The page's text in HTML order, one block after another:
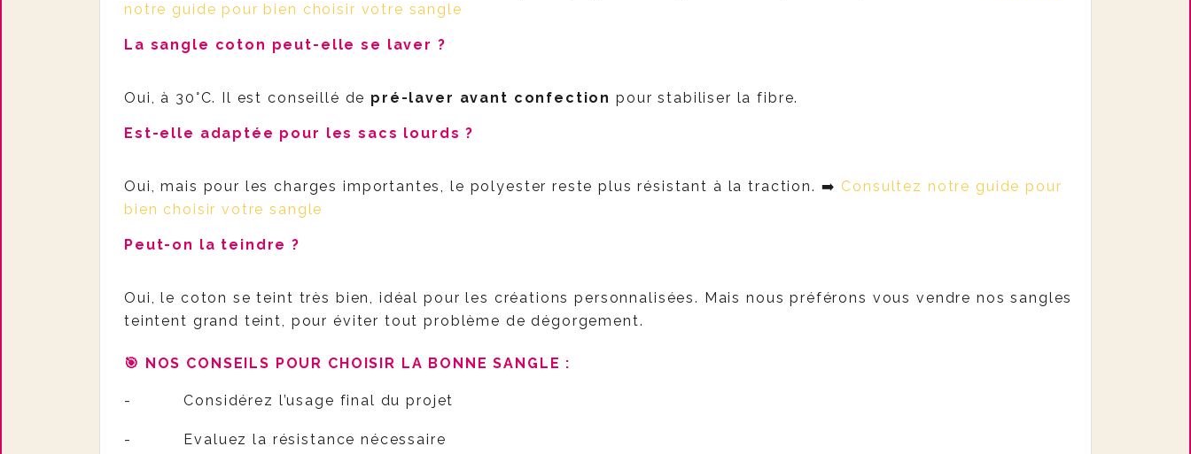
notre guide pour bien choisir votre sangle
La sangle coton peut-elle se laver ?
Oui, à 30°C. Il est conseillé de pré-laver avant confection pour stabiliser la fibre.
Est-elle adaptée pour les sacs lourds ?
Oui, mais pour les charges importantes, le polyester reste plus résistant à la traction. ➡️ Consultez notre guide pour
bien choisir votre sangle
Peut-on la teindre ?
Oui, le coton se teint très bien, idéal pour les créations personnalisées. Mais nous préférons vous vendre nos sangles
teintent grand teint, pour éviter tout problème de dégorgement.
🎯 NOS CONSEILS POUR CHOISIR LA BONNE SANGLE :
- Considérez l’usage final du projet
- Evaluez la résistance nécessaire